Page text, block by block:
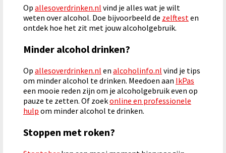
Op allesoverdrinken.nl vind je alles wat je wilt
weten over alcohol. Doe bijvoorbeeld de zelftesten
ontdek hoe het zit met jouw alcoholgebruik.
Minder alcohol drinken?
Op allesoverdrinken.nl en alcoholinfo.nl vind je tips
om minder alcohol te drinken. Meedoen aan IkPas
een mooie reden zijn om je alcoholgebruik even op
pauze te zetten. Of zoekonline en professionele
hulp om minder alcohol te drinken.
Stoppen met roken?